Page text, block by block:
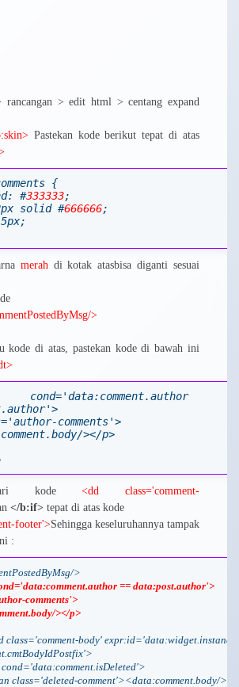
> edit html > centang expand
Pastekan kode berikut tepat di atas
{
#333333;
solid #666666;
merahdi kotak atasbisa diganti sesuai
>
kode di atas, pastekan kode di bawah ini
comments'>
></p>
cari kode<dd class='comment-
</b:if> tepat di atas kode
footer'>Sehingga keseluruhannya tampak
:
>
== data:post.author'>
comments'>
></p>
class='comment-body'
comment'><data:comment.body/>